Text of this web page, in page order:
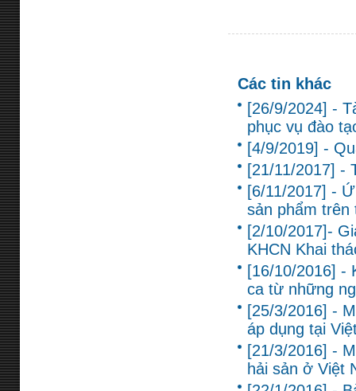
Các tin khác
[26/9/2024] -
phục vụ đào
[4/9/2019] -
[21/11/2017] -
[6/11/2017] -
sản phẩm trên
[2/10/2017]-
KHCN Khai
[16/10/2016] -
ca từ những
[25/3/2016] -
áp dụng tại
[21/3/2016] -
hải sản ở Việt